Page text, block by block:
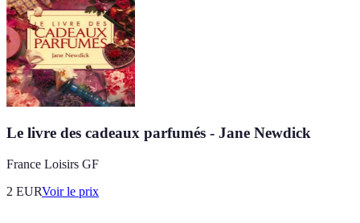
Le livre des cadeaux parfumés - Jane Newdick
France Loisirs GF
2 EURVoir le prix